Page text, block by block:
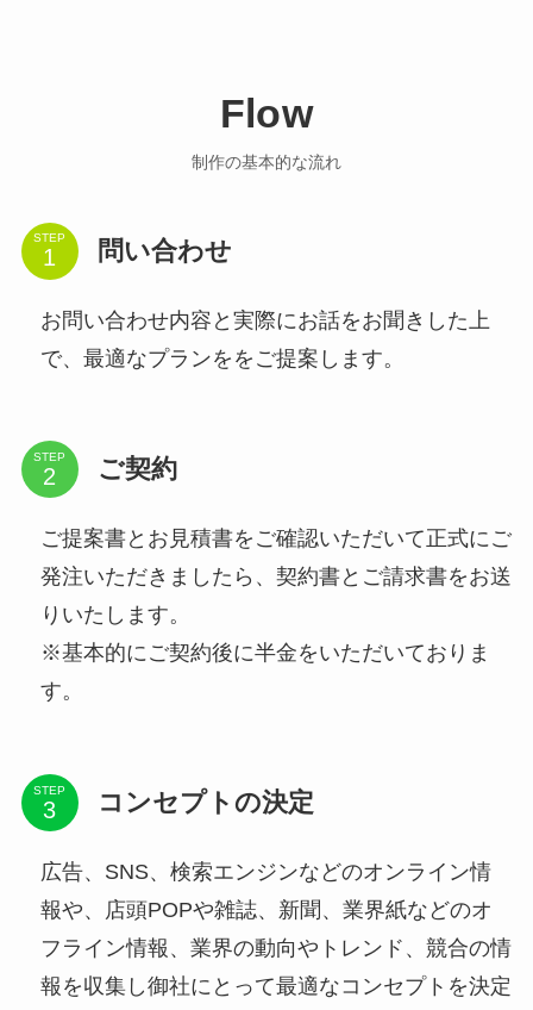
Flow
制作の基本的な流れ
STEP 問い合わせ
お問い合わせ内容と実際にお話をお聞きした上
で、最適なプランををご提案します。
STEP ご契約
ご提案書とお見積書をご確認いただいて正式にご
発注いただきましたら、契約書とご請求書をお送
りいたします。
※基本的にご契約後に半金をいただいておりま
す。
STEP コンセプトの決定
広告、SNS、検索エンジンなどのオンライン情
報や、店頭POPや雑誌、新聞、業界紙などのオ
フライン情報、業界の動向やトレンド、競合の情
報を収集し御社にとって最適なコンセプトを決定